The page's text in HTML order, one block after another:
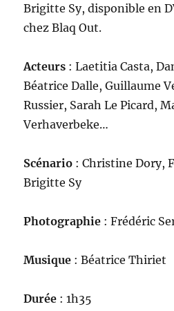
Brigitte Sy, disponible en
chez Blaq Out.
Acteurs : Laetitia Casta,
Béatrice Dalle, Guillaume
Russier, Sarah Le Picard,
Verhaverbeke…
Scénario : Christine Dory,
Brigitte Sy
Photographie : Frédéric
Musique : Béatrice Thiriet
Durée : 1h35